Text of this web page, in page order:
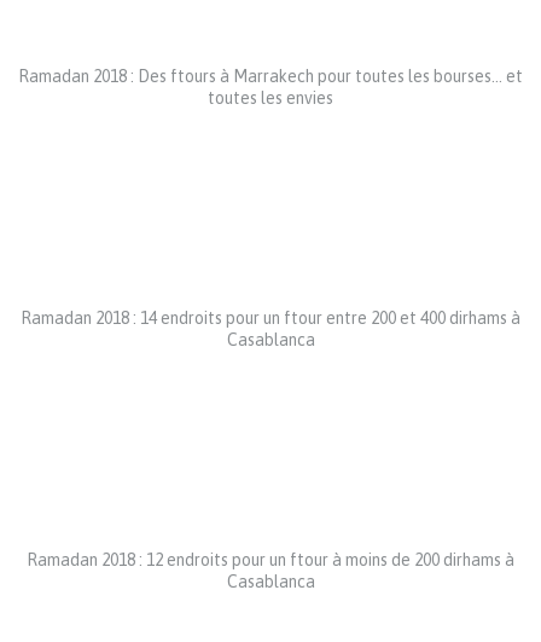
Ramadan 2018 : Des ftours à Marrakech pour toutes les bourses… et
toutes les envies
Ramadan 2018 : 14 endroits pour un ftour entre 200 et 400 dirhams à
Casablanca
Ramadan 2018 : 12 endroits pour un ftour à moins de 200 dirhams à
Casablanca